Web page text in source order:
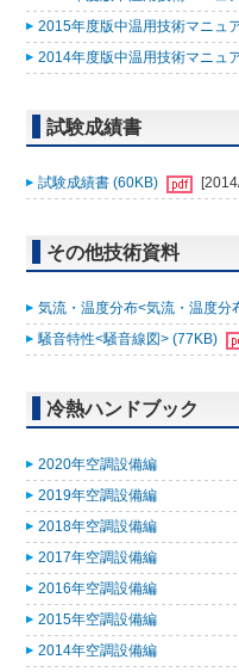
2015年度版中温用技術マニュ
2014年度版中温用技術マニュ
試験成績書
試験成績書 (60KB)
その他技術資料
気流・温度分布<気流・温度分
騒音特性<騒音線図> (77KB)
冷熱ハンドブック
2020年空調設備編
2019年空調設備編
2018年空調設備編
2017年空調設備編
2016年空調設備編
2015年空調設備編
2014年空調設備編